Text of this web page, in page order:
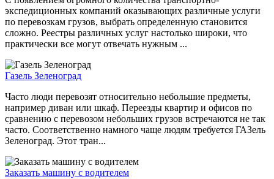
экспедиционных компаний оказывающих различные услуги
по перевозкам грузов, выбрать определенную становится
сложно. Реестры различных услуг настолько широки, что
практически все могут отвечать нужным ...
Газель Зеленоград
Часто люди перевозят относительно небольшие предметы,
например диван или шкаф. Переезды квартир и офисов по
сравнению с перевозом небольших грузов встречаются не так
часто. Соответственно намного чаще людям требуется ГАЗель
Зеленоград. Этот тран...
Заказать машину с водителем